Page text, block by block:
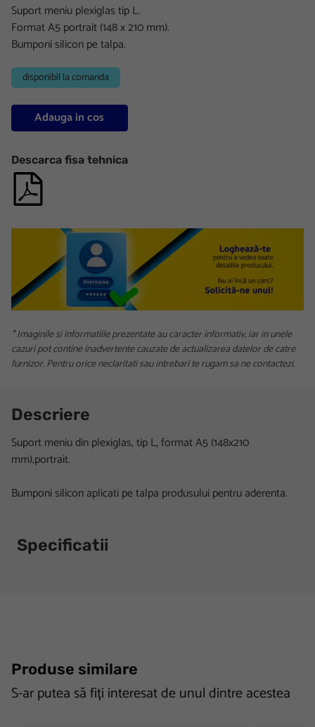
Suport meniu plexiglas tip L.
Format A5 portrait (148 x 210 mm).
Bumponi silicon pe talpa.
disponibil la comanda
Adauga in cos
Descarca fisa tehnica
* Imaginile si informatiile prezentate au caracter informativ, iar in unele
cazuri pot contine inadvertente cauzate de actualizarea datelor de catre
furnizor. Pentru orice neclaritati sau intrebari te rugam sa ne contactezi.
Descriere
Suport meniu din plexiglas, tip L, format A5 (148x210
mm),portrait.
Bumponi silicon aplicati pe talpa produsului pentru aderenta.
Specificatii
Produse similare
S-ar putea să fiți interesat de unul dintre acestea